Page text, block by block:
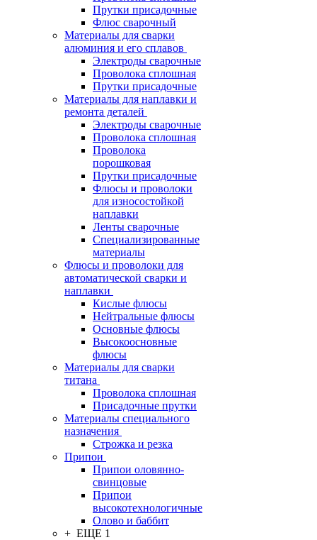
Прутки присадочные
Флюс сварочный
Материалы для сварки
алюминия и его сплавов
Электроды сварочные
Проволока сплошная
Прутки присадочные
Материалы для наплавки и
ремонта деталей
Электроды сварочные
Проволока сплошная
Проволока
порошковая
Прутки присадочные
Флюсы и проволоки
для износостойкой
наплавки
Ленты сварочные
Специализированные
материалы
Флюсы и проволоки для
автоматической сварки и
наплавки
Кислые флюсы
Нейтральные флюсы
Основные флюсы
Высокоосновные
флюсы
Материалы для сварки
титана
Проволока сплошная
Присадочные прутки
Материалы специального
назначения
Строжка и резка
Припои
Припои оловянно-
свинцовые
Припои
высокотехнологичные
Олово и баббит
+ ЕЩЕ 1